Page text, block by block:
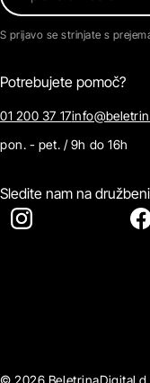
S prijavo se strinjate s
Potrebujete pomoč?
01 200 37 17
pon. - pet. / 9h do 16h
Sledite nam na
© 2026 BeletrinaDigital